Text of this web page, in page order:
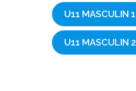
U11 MASCULIN 1
U11 MASCULIN 2